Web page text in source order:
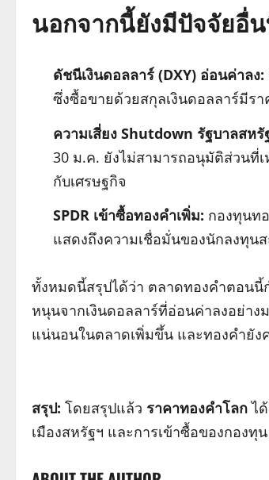
นอกจากนี้ยังมีปัจจัยอื่
ดัชนีเงินดอลลาร์ (DXY) อ่อนค่าลง:
ซึ่งซื้อขายด้วยสกุลเงินดอลลาร์มีร
ความเสี่ยง Shutdown รัฐบาลสหรั
30 ม.ค. ยังไม่สามารถอนุมัติส่วนที่เ
กับเศรษฐกิจ
SPDR เข้าซื้อทองคำเพิ่ม: กองทุนท
แสดงถึงความเชื่อมั่นของนักลงทุน
ทั้งหมดนี้สรุปได้ว่า ตลาดทองคำตอนนี้
หนุนจากเงินดอลลาร์ที่อ่อนค่าลงอย่าง
แน่นอนในตลาดเพิ่มขึ้น และทองคำยัง
สรุป: โดยสรุปแล้ว ราคาทองคำโลกไ
เมืองสหรัฐฯ และการเข้าซื้อของกอง